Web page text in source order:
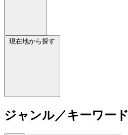
現在地から探す
ジャンル／キーワード